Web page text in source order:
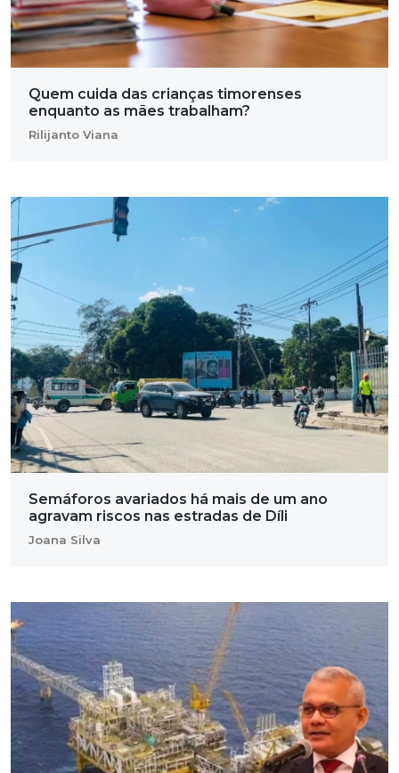
Quem cuida das crianças timorenses
enquanto as mães trabalham?
Rilijanto Viana
Semáforos avariados há mais de um ano
agravam riscos nas estradas de Díli
Joana Silva